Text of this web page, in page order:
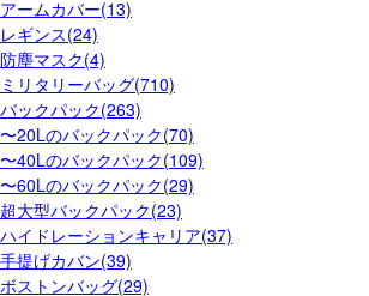
アームカバー(13)
レギンス(24)
防塵マスク(4)
ミリタリーバッグ(710)
バックパック(263)
〜20Lのバックパック(70)
〜40Lのバックパック(109)
〜60Lのバックパック(29)
超大型バックパック(23)
ハイドレーションキャリア(37)
手提げカバン(39)
ボストンバッグ(29)